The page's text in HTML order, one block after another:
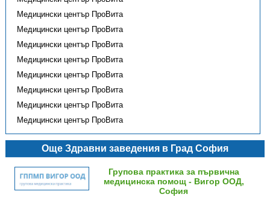
Медицински център ПроВита
Медицински център ПроВита
Медицински център ПроВита
Медицински център ПроВита
Медицински център ПроВита
Медицински център ПроВита
Медицински център ПроВита
Медицински център ПроВита
Още Здравни заведения в Град София
Групова практика за първична
медицинска помощ - Вигор ООД,
София